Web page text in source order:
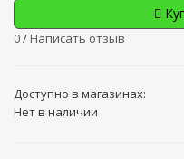
0/ Написать отзыв
Доступно в магазинах:
Нет в наличии